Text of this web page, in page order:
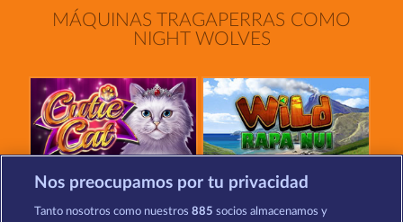
MÁQUINAS TRAGAPERRAS COMO
NIGHT WOLVES
Cutie Cat Wild Rapa Nui
Nos preocupamos por tu privacidad
Tanto nosotros como nuestros885 socios almacenamos y